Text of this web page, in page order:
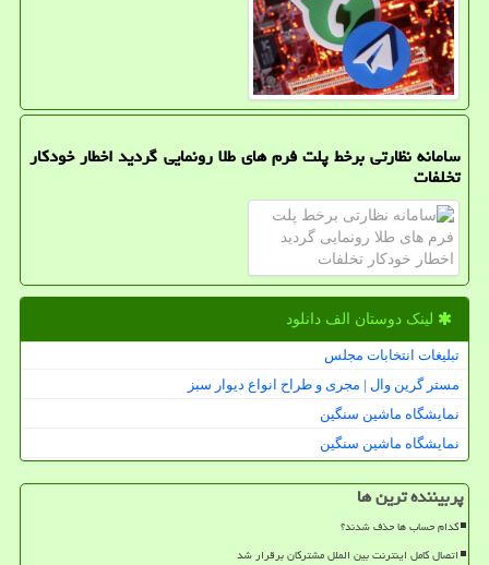
سامانه نظارتی برخط پلت فرم های طلا رونمایی گردید اخطار خودکار
تخلفات
لینک دوستان الف دانلود
تبلیغات انتخابات مجلس
مستر گرین وال | مجری و طراح انواع دیوار سبز
نمایشگاه ماشین سنگین
نمایشگاه ماشین سنگین
پربیننده ترین ها
کدام حساب ها حذف شدند؟
اتصال کامل اینترنت بین الملل مشترکان برقرار شد